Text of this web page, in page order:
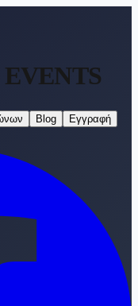
EVENTS
Blog
Εγγραφή